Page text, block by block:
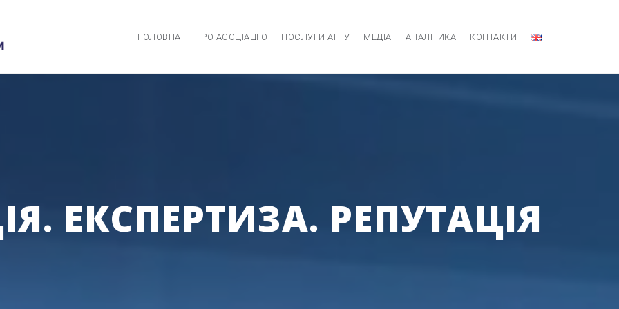
ГОЛОВНА ПРО АСОЦІАЦІЮ ПОСЛУГИ АГТУ МЕДІА АНАЛІТИКА КОНТАКТИ
ЕКСПЕРТИЗА. РЕПУТАЦІЯ